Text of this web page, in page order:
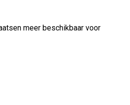
meer beschikbaar voor